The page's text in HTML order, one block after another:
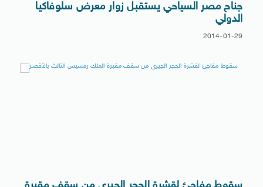
جناح مصر السياحي يستقبل زوار معرض سلوفاكيا
الدولي
2014-01-29